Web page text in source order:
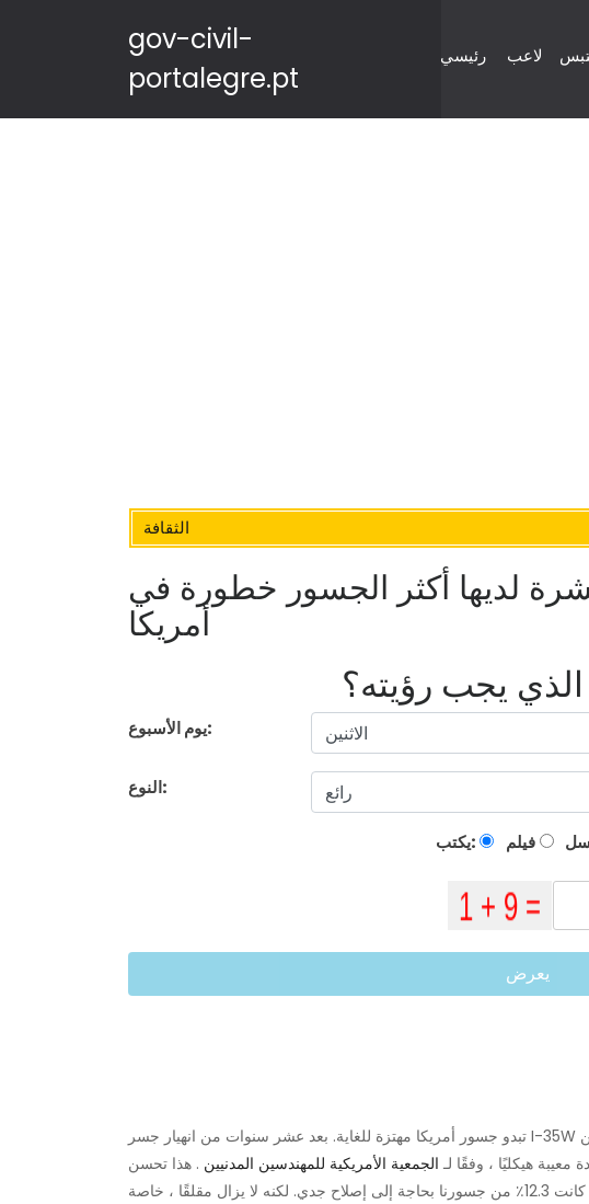
gov-civil-
portalegre.pt
رئيسي لاعب
الثقافة
لديها أكثر الجسور خطورة في
أمريكا
الذي يجب رؤيته؟
يوم الأسبوع:
النوع:
يكتب: فيلم
يعرض
تبدو جسور أمريكا مهتزة للغاية. بعد عشر سنوات من انهيار جسر I-35W فوق نهر المسيسيبي في مينيابوليس ، مما أسفر عن
الجمعية الأمريكية للمهندسين المدنيين . هذا تحسن
طفيف عما كان عليه قبل عقد من الزمن ، عندما كانت 12.3٪ من جسورنا بحاجة إلى إصلاح جدي. لكنه لا يزال مقلقًا ، خاصة